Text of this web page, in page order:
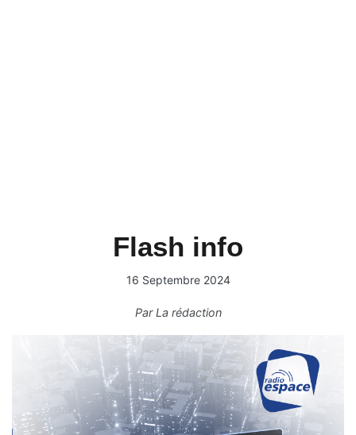
Flash info
16 Septembre 2024
ParLa rédaction